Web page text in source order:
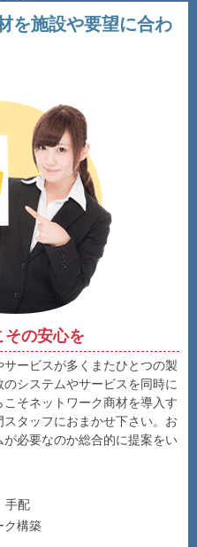
を施設や要望に合わ
その安心を
ービスが多くまたひとつの製
システムやサービスを同時に
そネットワーク商材を導入す
タッフにおまかせ下さい。お
必要なのか総合的に提案をい
手配
ク構築